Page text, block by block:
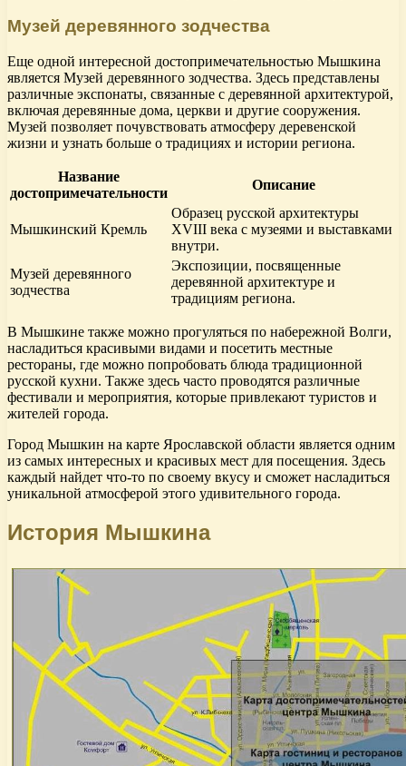
Музей деревянного зодчества
Еще одной интересной достопримечательностью Мышкина
является Музей деревянного зодчества. Здесь представлены
различные экспонаты, связанные с деревянной архитектурой,
включая деревянные дома, церкви и другие сооружения.
Музей позволяет почувствовать атмосферу деревенской
жизни и узнать больше о традициях и истории региона.
Название
достопримечательности
Описание
Мышкинский Кремль
Образец русской архитектуры
XVIII века с музеями и выставками
внутри.
Музей деревянного
зодчества
Экспозиции, посвященные
деревянной архитектуре и
традициям региона.
В Мышкине также можно прогуляться по набережной Волги,
насладиться красивыми видами и посетить местные
рестораны, где можно попробовать блюда традиционной
русской кухни. Также здесь часто проводятся различные
фестивали и мероприятия, которые привлекают туристов и
жителей города.
Город Мышкин на карте Ярославской области является одним
из самых интересных и красивых мест для посещения. Здесь
каждый найдет что-то по своему вкусу и сможет насладиться
уникальной атмосферой этого удивительного города.
История Мышкина